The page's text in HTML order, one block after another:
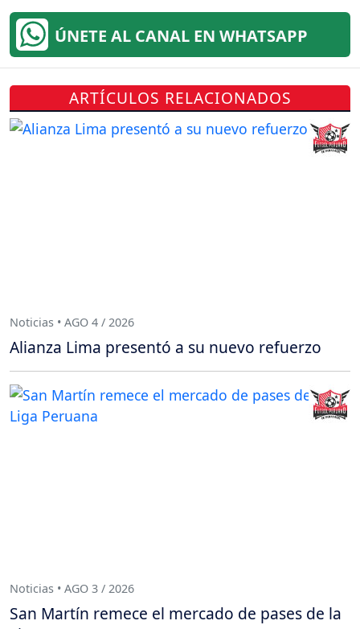
ÚNETE AL CANAL EN WHATSAPP
ARTÍCULOS RELACIONADOS
Noticias • AGO 4 / 2026
Alianza Lima presentó a su nuevo refuerzo
Noticias • AGO 3 / 2026
San Martín remece el mercado de pases de la